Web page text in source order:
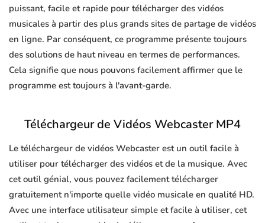
puissant, facile et rapide pour télécharger des vidéos
musicales à partir des plus grands sites de partage de vidéos
en ligne. Par conséquent, ce programme présente toujours
des solutions de haut niveau en termes de performances.
Cela signifie que nous pouvons facilement affirmer que le
programme est toujours à l'avant-garde.
Téléchargeur de Vidéos Webcaster MP4
Le téléchargeur de vidéos Webcaster est un outil facile à
utiliser pour télécharger des vidéos et de la musique. Avec
cet outil génial, vous pouvez facilement télécharger
gratuitement n'importe quelle vidéo musicale en qualité HD.
Avec une interface utilisateur simple et facile à utiliser, cet